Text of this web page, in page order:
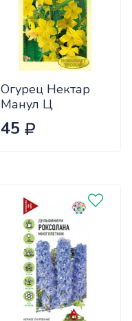
Огурец Нектар
Манул Ц
45